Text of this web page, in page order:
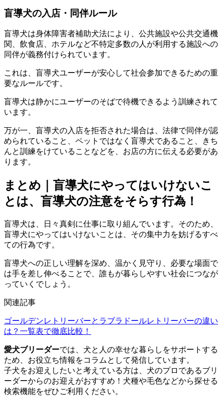
盲導犬の入店・同伴ルール
盲導犬は身体障害者補助犬法により、公共施設や公共交通機
関、飲食店、ホテルなど不特定多数の人が利用する施設への
同伴が義務付けられています。
これは、盲導犬ユーザーが安心して社会参加できるための重
要なルールです。
盲導犬は静かにユーザーのそばで待機できるよう訓練されて
います。
万が一、盲導犬の入店を拒否された場合は、法律で同伴が認
められていること、ペットではなく盲導犬であること、きち
んと訓練をけていることなどを、お店の方に伝える必要があ
ります。
まとめ｜盲導犬にやってはいけないこ
とは、盲導犬の注意をそらす行為！
盲導犬は、日々真剣に仕事に取り組んでいます。そのため、
盲導犬にやってはいけないことは、その集中力を妨げるすべ
ての行為です。
盲導犬への正しい理解を深め、温かく見守り、必要な場面で
は手を差し伸べることで、誰もが暮らしやすい社会につなが
っていくでしょう。
関連記事
ゴールデンレトリーバーとラブラドールレトリーバーの違い
は？一覧表で徹底比較！
愛犬ブリーダーでは、犬と人の幸せな暮らしをサポートする
ため、お役立ち情報をコラムとして発信しています。
子犬をお迎えしたいと考えている方は、犬のプロであるブリ
ーダーからのお迎えがおすすめ！ 犬種や毛色などから探せる
検索機能をぜひご利用ください。